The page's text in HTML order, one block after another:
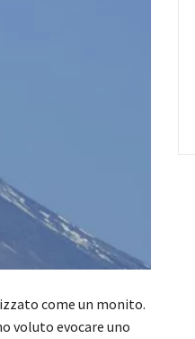
come un monito.
voluto evocare uno